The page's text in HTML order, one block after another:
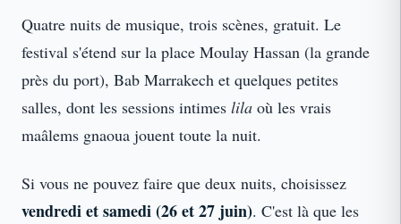
Quatre nuits de musique, trois scènes, gratuit. Le
festival s'étend sur la place Moulay Hassan (la grande
près du port), Bab Marrakech et quelques petites
salles, dont les sessions intimes lila où les vrais
maâlems gnaoua jouent toute la nuit.
Si vous ne pouvez faire que deux nuits, choisissez
vendredi et samedi (26 et 27 juin). C'est là que les